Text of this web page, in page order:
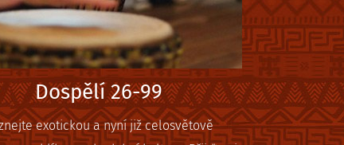
Dospělí 26-99
exotickou a nyní již celosvětově